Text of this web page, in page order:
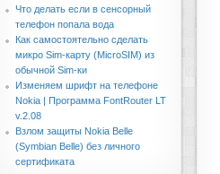
Что делать если в сенсорный
телефон попала вода
Как самостоятельно сделать
микро Sim-карту (MicroSIM) из
обычной Sim-ки
Изменяем шрифт на телефоне
Nokia | Программа FontRouter LT
v.2.08
Взлом защиты Nokia Belle
(Symbian Belle) без личного
сертификата